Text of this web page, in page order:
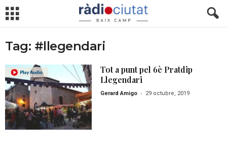
Tag: #llegendari
Tot a punt pel 6è Pratdip
Llegendari
Gerard Amigo - 29 octubre, 2019